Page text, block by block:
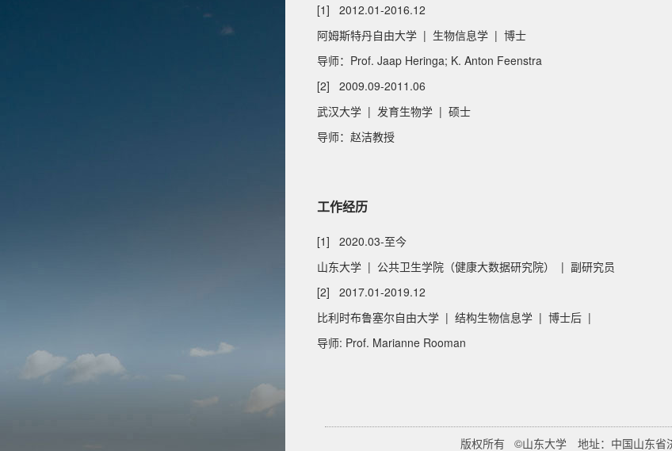
[1] 2012.01-2016.12
阿姆斯特丹自由大学 | 生物信息学 | 博士
导师：Prof. Jaap Heringa; K. Anton Feenstra
[2] 2009.09-2011.06
武汉大学 | 发育生物学 | 硕士
导师：赵洁教授
工作经历
[1] 2020.03-至今
山东大学 | 公共卫生学院（健康大数据研究院） | 副研究员
[2] 2017.01-2019.12
比利时布鲁塞尔自由大学 | 结构生物信息学 | 博士后 |
导师: Prof. Marianne Rooman
版权所有 ©山东大学 地址：中国山东